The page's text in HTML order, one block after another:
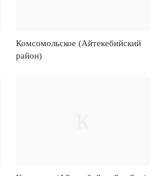
Комсомольское (Айтекебийский
район)